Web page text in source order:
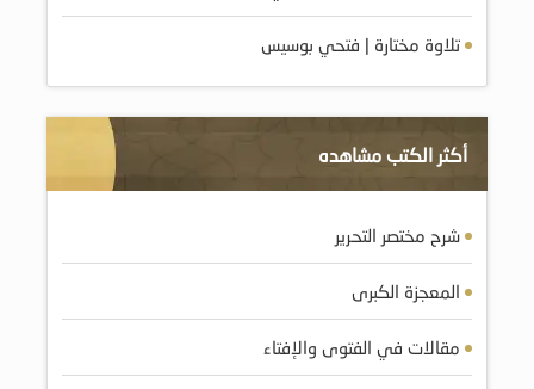
تلاوة مختارة | فتحي بوسيس
أكثر الكتب مشاهده
شرح مختصر التحرير
المعجزة الكبرى
مقالات في الفتوى والإفتاء